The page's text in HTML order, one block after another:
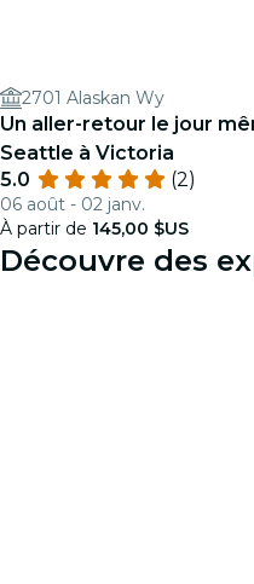
2701 Alaskan Wy
Un aller-retour le jour
Seattle à Victoria
5.0
(2)
06 août - 02 janv.
À partir de 145,00 $US
Découvre des